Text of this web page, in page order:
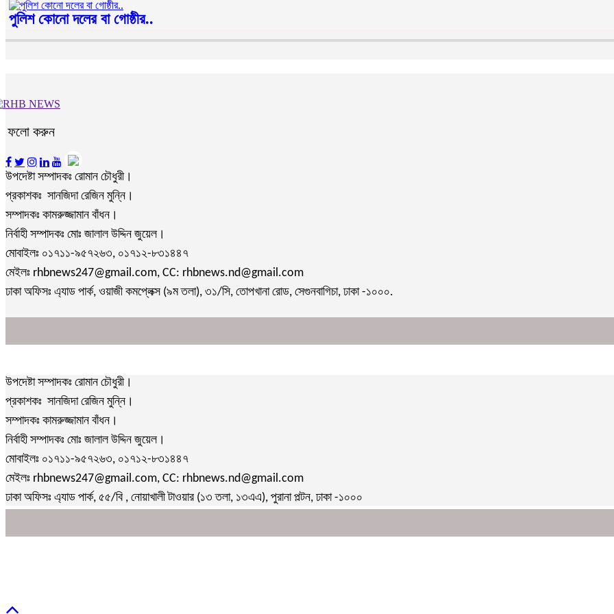
পুলিশ কোনো দলের বা গোষ্ঠীর..
ফলো করুন
উপদেষ্টা সম্পাদকঃ রোমান চৌধুরী।
প্রকাশকঃ সানজিদা রেজিন মুন্নি।
সম্পাদকঃ কামরুজ্জামান বাঁধন।
নির্বাহী সম্পাদকঃ মোঃ জালাল উদ্দিন জুয়েল।
মোবাইলঃ ০১৭১১-৯৫৭২৬৩, ০১৭১২-৮৩১৪৪৭
মেইলঃ rhbnews247@gmail.com, CC: rhbnews.nd@gmail.com
ঢাকা অফিসঃ এ্যাড পার্ক, ওয়াজী কমপ্লেক্স (৯ম তলা), ৩১/সি, তোপখানা রোড, সেগুনবাগিচা, ঢাকা -১০০০.
উপদেষ্টা সম্পাদকঃ রোমান চৌধুরী।
প্রকাশকঃ সানজিদা রেজিন মুন্নি।
সম্পাদকঃ কামরুজ্জামান বাঁধন।
নির্বাহী সম্পাদকঃ মোঃ জালাল উদ্দিন জুয়েল।
মোবাইলঃ ০১৭১১-৯৫৭২৬৩, ০১৭১২-৮৩১৪৪৭
মেইলঃ rhbnews247@gmail.com, CC: rhbnews.nd@gmail.com
ঢাকা অফিসঃ এ্যাড পার্ক, ৫৫/বি , নোয়াখালী টাওয়ার (১৩ তলা, ১৩এএ), পুরানা পল্টন, ঢাকা -১০০০